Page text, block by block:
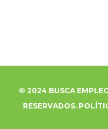
© 2024 BUSCA
RESERVADOS.